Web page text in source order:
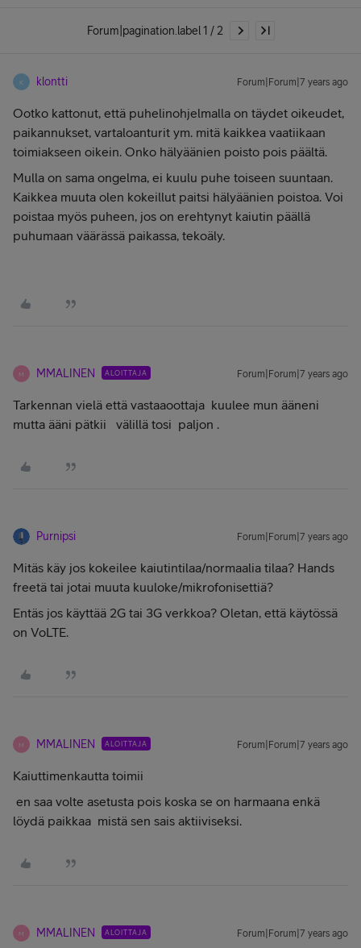
Forum|pagination.label 1 / 2
K klontti Forum|Forum|7 years ago
Ootko kattonut, että puhelinohjelmalla on täydet oikeudet,
paikannukset, vartaloanturit ym. mitä kaikkea vaatiikaan
toimiakseen oikein. Onko hälyäänien poisto pois päältä.
Mulla on sama ongelma, ei kuulu puhe toiseen suuntaan.
Kaikkea muuta olen kokeillut paitsi hälyäänien poistoa. Voi
poistaa myös puheen, jos on erehtynyt kaiutin päällä
puhumaan väärässä paikassa, tekoäly.
M MMALINEN ALOITTAJA Forum|Forum|7 years ago
Tarkennan vielä että vastaaoottaja kuulee mun ääneni
mutta ääni pätkii välillä tosi paljon .
Purnipsi Forum|Forum|7 years ago
Mitäs käy jos kokeilee kaiutintilaa/normaalia tilaa? Hands
freetä tai jotai muuta kuuloke/mikrofonisettiä?
Entäs jos käyttää 2G tai 3G verkkoa? Oletan, että käytössä
on VoLTE.
M MMALINEN ALOITTAJA Forum|Forum|7 years ago
Kaiuttimenkautta toimii
en saa volte asetusta pois koska se on harmaana enkä
löydä paikkaa mistä sen sais aktiiviseksi.
M MMALINEN ALOITTAJA Forum|Forum|7 years ago